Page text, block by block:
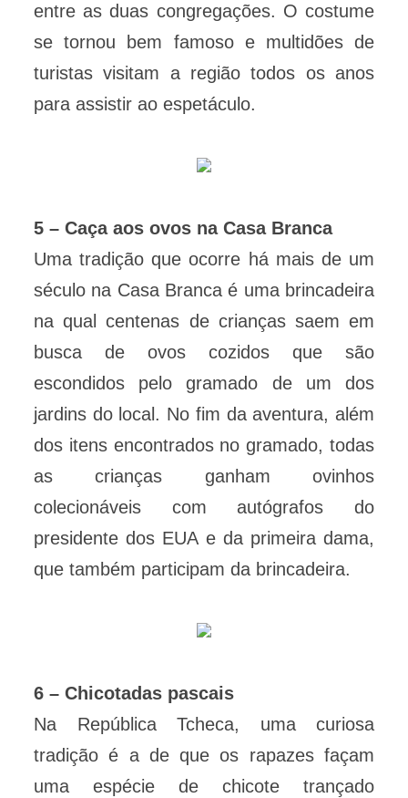
entre as duas congregações. O costume
se tornou bem famoso e multidões de
turistas visitam a região todos os anos
para assistir ao espetáculo.
5 – Caça aos ovos na Casa Branca
Uma tradição que ocorre há mais de um
século na Casa Branca é uma brincadeira
na qual centenas de crianças saem em
busca de ovos cozidos que são
escondidos pelo gramado de um dos
jardins do local. No fim da aventura, além
dos itens encontrados no gramado, todas
as crianças ganham ovinhos
colecionáveis com autógrafos do
presidente dos EUA e da primeira dama,
que também participam da brincadeira.
6 – Chicotadas pascais
Na República Tcheca, uma curiosa
tradição é a de que os rapazes façam
uma espécie de chicote trançado